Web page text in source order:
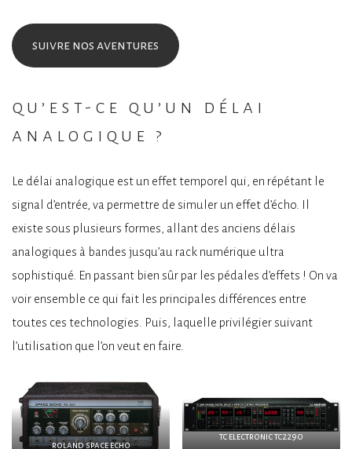
suivre nos aventures
qu’est-ce qu’un délai
analogique ?
Le délai analogique est un effet temporel qui, en répétant le
signal d’entrée, va permettre de simuler un effet d’écho. Il
existe sous plusieurs formes, allant des anciens délais
analogiques à bandes jusqu’au rack numérique ultra
sophistiqué. En passant bien sûr par les pédales d’effets ! On va
voir ensemble ce qui fait les principales différences entre
toutes ces technologies. Puis, laquelle privilégier suivant
l’utilisation que l’on veut en faire.
roland space echo
tc electronic tc2290